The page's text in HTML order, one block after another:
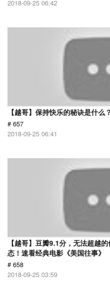
2018-09-25 06:42
【越哥】保持快乐的秘诀是什么
# 657
2018-09-25 06:41
【越哥】豆瓣9.1分，无法超越
态！速看经典电影《美国往事》
# 658
2018-09-25 03:59